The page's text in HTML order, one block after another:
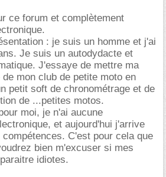
ce forum et complètement
: je suis un homme et j'ai
Je suis un autodydacte et
J'essaye de mettre ma
mon club de petite moto en
petit soft de chronométrage et de
de ...petites motos.
moi, je n'ai aucune
et aujourd'hui j'arrive
C'est pour cela que
bien m'excuser si mes
idiotes.